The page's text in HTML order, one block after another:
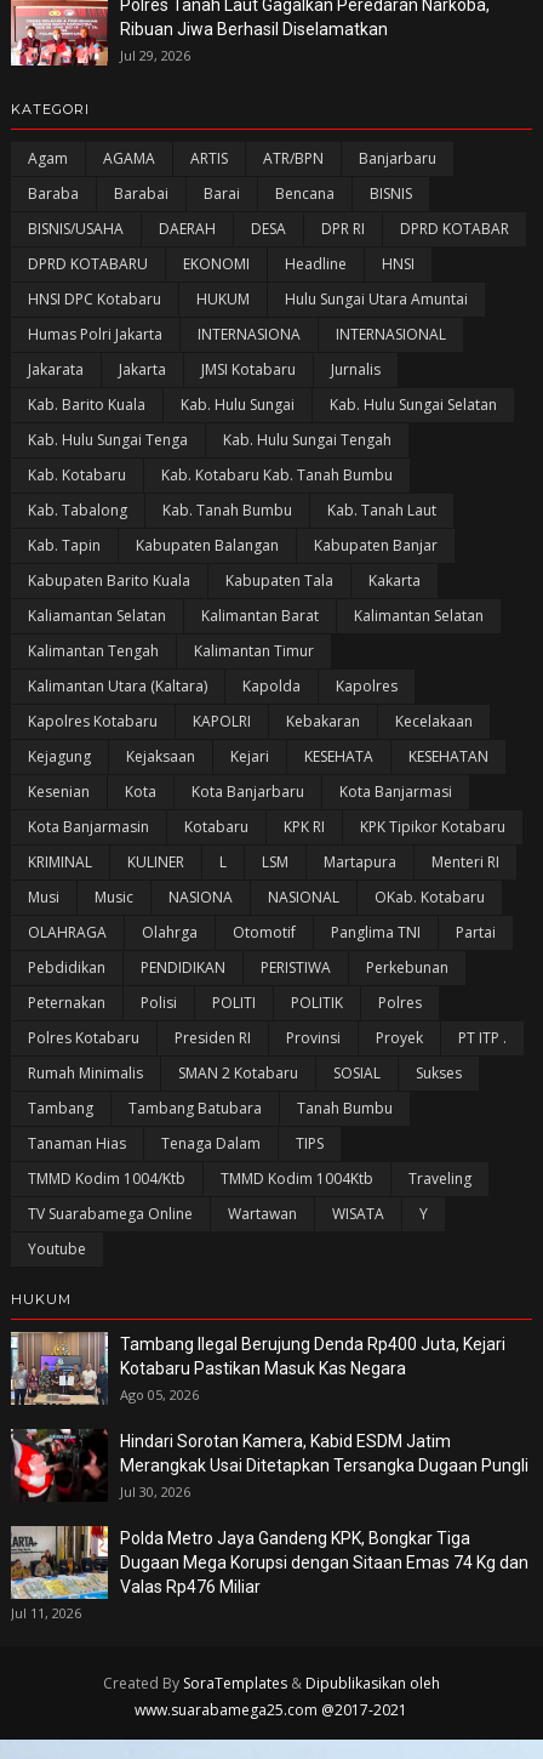
Polres Tanah Laut Gagalkan Peredaran Narkoba,
Ribuan Jiwa Berhasil Diselamatkan
Jul 29, 2026
KATEGORI
Agam AGAMA ARTIS ATR/BPN
Banjarbaru
Baraba
Barabai Barai Bencana
BISNIS
BISNIS/USAHA
DAERAH DESA DPR RI
DPRD KOTABAR
DPRD KOTABARU
EKONOMI Headline
HNSI
HNSI DPC Kotabaru
HUKUM
Hulu Sungai Utara Amuntai
Humas Polri Jakarta
INTERNASIONA
INTERNASIONAL
Jakarata
Jakarta JMSI Kotabaru
Jurnalis
Kab. Barito Kuala
Kab. Hulu Sungai
Kab. Hulu Sungai Selatan
Kab. Hulu Sungai Tenga
Kab. Hulu Sungai Tengah
Kab. Kotabaru
Kab. Kotabaru Kab. Tanah Bumbu
Kab. Tabalong
Kab. Tanah Bumbu
Kab. Tanah Laut
Kab. Tapin
Kabupaten Balangan
Kabupaten Banjar
Kabupaten Barito Kuala
Kabupaten Tala
Kakarta
Kaliamantan Selatan
Kalimantan Barat
Kalimantan Selatan
Kalimantan Tengah
Kalimantan Timur
Kalimantan Utara (Kaltara)
Kapolda
Kapolres
Kapolres Kotabaru
KAPOLRI Kebakaran
Kecelakaan
Kejagung
Kejaksaan Kejari KESEHATA
KESEHATAN
Kesenian
Kota Kota Banjarbaru
Kota Banjarmasi
Kota Banjarmasin
Kotabaru KPK RI
KPK Tipikor Kotabaru
KRIMINAL
KULINER L LSM Martapura
Menteri RI
Musi
Music NASIONA NASIONAL
OKab. Kotabaru
OLAHRAGA
Olahrga Otomotif Panglima TNI
Partai
Pebdidikan
PENDIDIKAN PERISTIWA
Perkebunan
Peternakan
Polisi POLITI POLITIK
Polres
Polres Kotabaru
Presiden RI Provinsi Proyek
PT ITP .
Rumah Minimalis
SMAN 2 Kotabaru SOSIAL
Sukses
Tambang
Tambang Batubara
Tanah Bumbu
Tanaman Hias
Tenaga Dalam
TIPS
TMMD Kodim 1004/Ktb
TMMD Kodim 1004Ktb
Traveling
TV Suarabamega Online
Wartawan WISATA
Y
Youtube
HUKUM
Tambang Ilegal Berujung Denda Rp400 Juta, Kejari
Kotabaru Pastikan Masuk Kas Negara
Ago 05, 2026
Hindari Sorotan Kamera, Kabid ESDM Jatim
Merangkak Usai Ditetapkan Tersangka Dugaan Pungli
Jul 30, 2026
Polda Metro Jaya Gandeng KPK, Bongkar Tiga
Dugaan Mega Korupsi dengan Sitaan Emas 74 Kg dan
Valas Rp476 Miliar
Jul 11, 2026
Created By SoraTemplates& Dipublikasikan oleh
www.suarabamega25.com @2017-2021